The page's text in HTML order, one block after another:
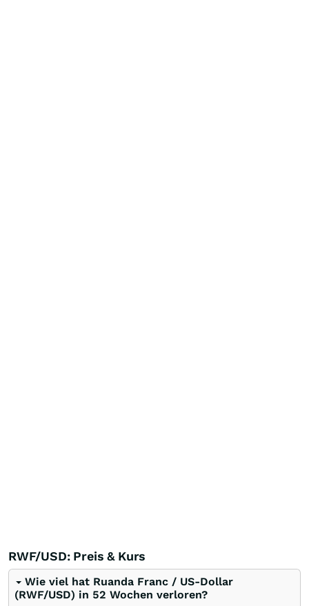
RWF/USD: Preis & Kurs
Wie viel hat Ruanda Franc / US-Dollar
(RWF/USD) in 52 Wochen verloren?